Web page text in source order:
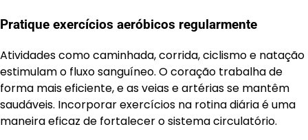
Pratique exercícios aeróbicos regularmente
Atividades como caminhada, corrida, ciclismo e natação
estimulam o fluxo sanguíneo. O coração trabalha de
forma mais eficiente, e as veias e artérias se mantêm
saudáveis. Incorporar exercícios na rotina diária é uma
maneira eficaz de fortalecer o sistema circulatório.